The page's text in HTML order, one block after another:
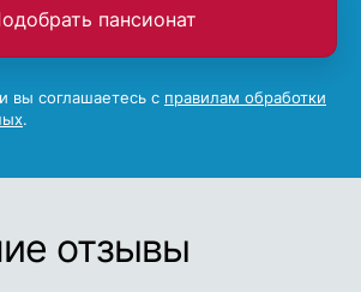
пансионат
вы соглашаетесь с правилам обработки
.
отзывы